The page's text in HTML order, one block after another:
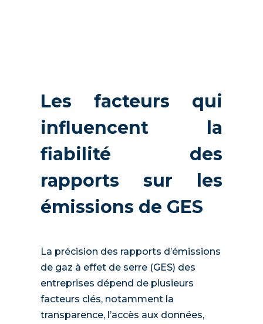
Les facteurs qui
influencent la
fiabilité des
rapports sur les
émissions de GES
La précision des rapports d’émissions
de gaz à effet de serre (GES) des
entreprises dépend de plusieurs
facteurs clés, notamment la
transparence, l’accès aux données,